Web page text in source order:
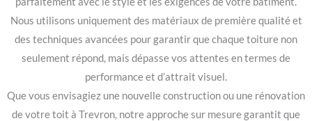
Nous utilisons uniquement des matériaux de première qualité et
des techniques avancées pour garantir que chaque toiture non
seulement répond, mais dépasse vos attentes en termes de
performance et d’attrait visuel.
Que vous envisagiez une nouvelle construction ou une rénovation
de votre toit à Trevron, notre approche sur mesure garantit que